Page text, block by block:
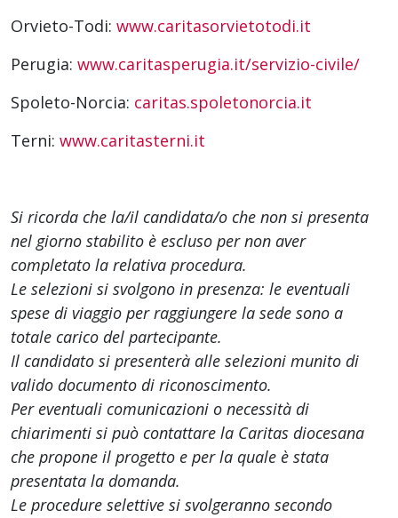
Orvieto-Todi: www.caritasorvietotodi.it
Perugia: www.caritasperugia.it/servizio-civile/
Spoleto-Norcia: caritas.spoletonorcia.it
Terni: www.caritasterni.it
Si ricorda che la/il candidata/o che non si presenta
nel giorno stabilito è escluso per non aver
completato la relativa procedura.
Le selezioni si svolgono in presenza: le eventuali
spese di viaggio per raggiungere la sede sono a
totale carico del partecipante.
Il candidato si presenterà alle selezioni munito di
valido documento di riconoscimento.
Per eventuali comunicazioni o necessità di
chiarimenti si può contattare la Caritas diocesana
che propone il progetto e per la quale è stata
presentata la domanda.
Le procedure selettive si svolgeranno secondo